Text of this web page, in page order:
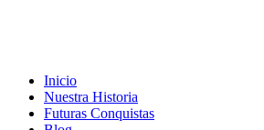
Inicio
Nuestra Historia
Futuras Conquistas